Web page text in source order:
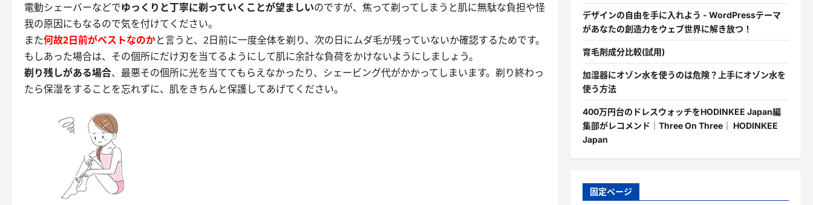
電動シェーバーなどでゆっくりと丁寧に剃っていくことが望ましいのですが、焦って剃ってしまうと肌に無駄な負担や怪
我の原因にもなるので気を付けてください。
また何故2日前がベストなのかと言うと、2日前に一度全体を剃り、次の日にムダ毛が残っていないか確認するためです。
もしあった場合は、その個所にだけ刃を当てるようにして肌に余計な負荷をかけないようにしましょう。
剃り残しがある場合、最悪その個所に光を当ててもらえなかったり、シェービング代がかかってしまいます。剃り終わっ
たら保湿をすることを忘れずに、肌をきちんと保護してあげてください。
デザインの自由を手に入れよう - WordPressテーマ
があなたの創造力をウェブ世界に解き放つ！
育毛剤成分比較(試用)
加湿器にオゾン水を使うのは危険？上手にオゾン水を
使う方法
400万円台のドレスウォッチをHODINKEE Japan編
集部がレコメンド｜Three On Three｜ HODINKEE
Japan
固定ページ